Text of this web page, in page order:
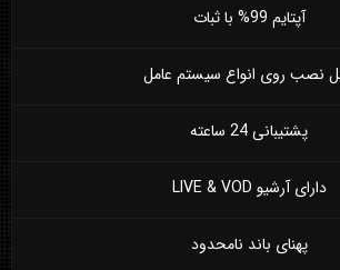
آپتایم 99% با ثبات
نصب روی انواع سیستم عامل
پشتیبانی 24 ساعته
دارای آرشیو LIVE & VOD
پهنای باند نامحدود